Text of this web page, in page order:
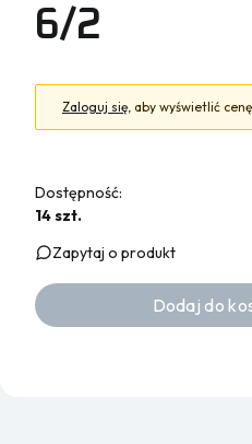
6/2
Zaloguj się , aby wyświetlić
Dostępność:
14 szt.
Zapytaj o produkt
Dodaj do